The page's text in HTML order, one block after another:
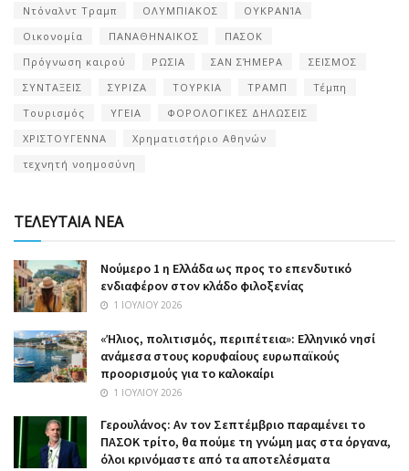
Ντόναλντ Τραμπ
ΟΛΥΜΠΙΑΚΟΣ
ΟΥΚΡΑΝΊΑ
Οικονομία
ΠΑΝΑΘΗΝΑΙΚΟΣ
ΠΑΣΟΚ
Πρόγνωση καιρού
ΡΩΣΙΑ ΣΑΝ ΣΉΜΕΡΑ
ΣΕΙΣΜΟΣ
ΣΥΝΤΑΞΕΙΣ
ΣΥΡΙΖΑ ΤΟΥΡΚΙΑ ΤΡΑΜΠ
Τέμπη
Τουρισμός
ΥΓΕΙΑ
ΦΟΡΟΛΟΓΙΚΕΣ ΔΗΛΩΣΕΙΣ
ΧΡΙΣΤΟΥΓΕΝΝΑ
Χρηματιστήριο Αθηνών
τεχνητή νοημοσύνη
ΤΕΛΕΥΤΑΙΑ ΝΕΑ
Nούμερο 1 η Ελλάδα ως προς το επενδυτικό
ενδιαφέρον στον κλάδο φιλοξενίας
1 ΙΟΥΛΊΟΥ 2026
«Ήλιος, πολιτισμός, περιπέτεια»: Ελληνικό νησί
ανάμεσα στους κορυφαίους ευρωπαϊκούς
προορισμούς για το καλοκαίρι
1 ΙΟΥΛΊΟΥ 2026
Γερουλάνος: Αν τον Σεπτέμβριο παραμένει το
ΠΑΣΟΚ τρίτο, θα πούμε τη γνώμη μας στα όργανα,
όλοι κρινόμαστε από τα αποτελέσματα